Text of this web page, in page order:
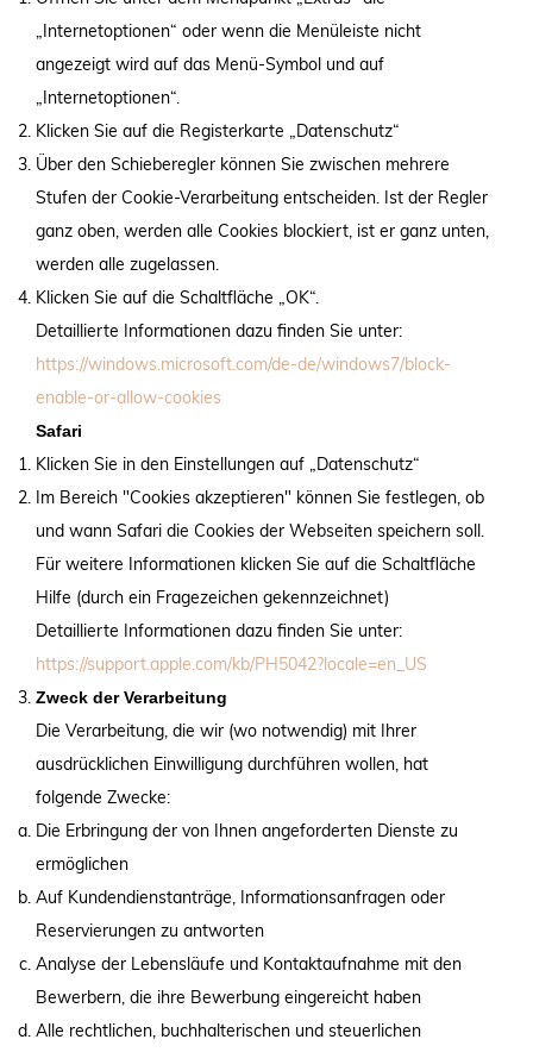
„Internetoptionen“ oder wenn die Menüleiste nicht
angezeigt wird auf das Menü-Symbol und auf
„Internetoptionen“.
Klicken Sie auf die Registerkarte „Datenschutz“
Über den Schieberegler können Sie zwischen mehrere
Stufen der Cookie-Verarbeitung entscheiden. Ist der Regler
ganz oben, werden alle Cookies blockiert, ist er ganz unten,
werden alle zugelassen.
Klicken Sie auf die Schaltfläche „OK“.
Detaillierte Informationen dazu finden Sie unter:
https://windows.microsoft.com/de-de/windows7/block-
enable-or-allow-cookies
Safari
Klicken Sie in den Einstellungen auf „Datenschutz“
Im Bereich "Cookies akzeptieren" können Sie festlegen, ob
und wann Safari die Cookies der Webseiten speichern soll.
Für weitere Informationen klicken Sie auf die Schaltfläche
Hilfe (durch ein Fragezeichen gekennzeichnet)
Detaillierte Informationen dazu finden Sie unter:
https://support.apple.com/kb/PH5042?locale=en_US
Zweck der Verarbeitung
Die Verarbeitung, die wir (wo notwendig) mit Ihrer
ausdrücklichen Einwilligung durchführen wollen, hat
folgende Zwecke:
Die Erbringung der von Ihnen angeforderten Dienste zu
ermöglichen
Auf Kundendienstanträge, Informationsanfragen oder
Reservierungen zu antworten
Analyse der Lebensläufe und Kontaktaufnahme mit den
Bewerbern, die ihre Bewerbung eingereicht haben
Alle rechtlichen, buchhalterischen und steuerlichen